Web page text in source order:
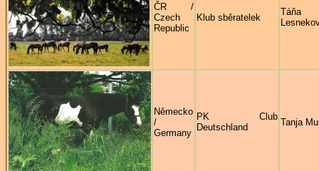
ČR /
Czech
Republic
Klub sběratelek
Táňa
Německo
/
Germany
PK Club
Deutschland
Tanja